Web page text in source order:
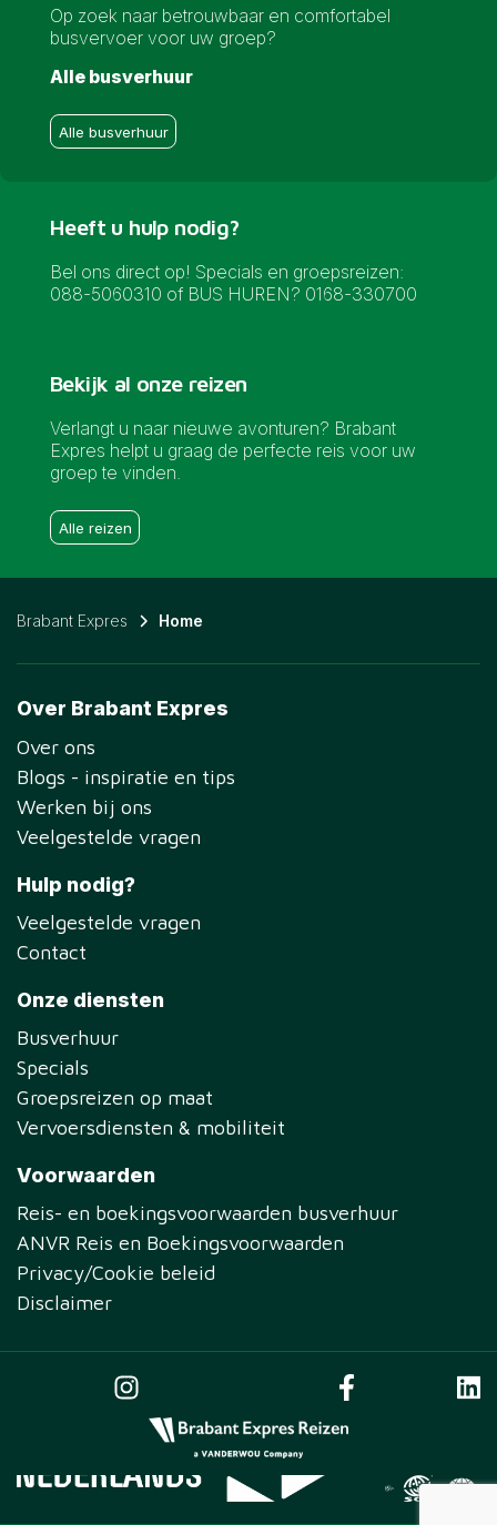
Op zoek naar betrouwbaar en comfortabel
busvervoer voor uw groep?
Alle busverhuur
Alle busverhuur
Heeft u hulp nodig?
Bel ons direct op! Specials en groepsreizen:
088-5060310 of BUS HUREN? 0168-330700
Bekijk al onze reizen
Verlangt u naar nieuwe avonturen? Brabant
Expres helpt u graag de perfecte reis voor uw
groep te vinden.
Alle reizen
Brabant Expres Home
Over Brabant Expres
Over ons
Blogs - inspiratie en tips
Werken bij ons
Veelgestelde vragen
Hulp nodig?
Veelgestelde vragen
Contact
Onze diensten
Busverhuur
Specials
Groepsreizen op maat
Vervoersdiensten & mobiliteit
Voorwaarden
Reis- en boekingsvoorwaarden busverhuur
ANVR Reis en Boekingsvoorwaarden
Privacy/Cookie beleid
Disclaimer